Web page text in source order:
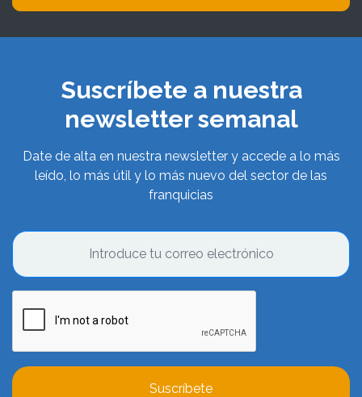
Suscríbete a nuestra
newsletter semanal
Date de alta en nuestra newsletter y accede a lo más
leído, lo más útil y lo más nuevo del sector de las
franquicias
Suscríbete